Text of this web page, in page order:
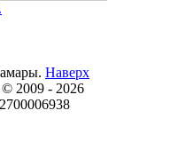
. Наверх
2009 - 2026